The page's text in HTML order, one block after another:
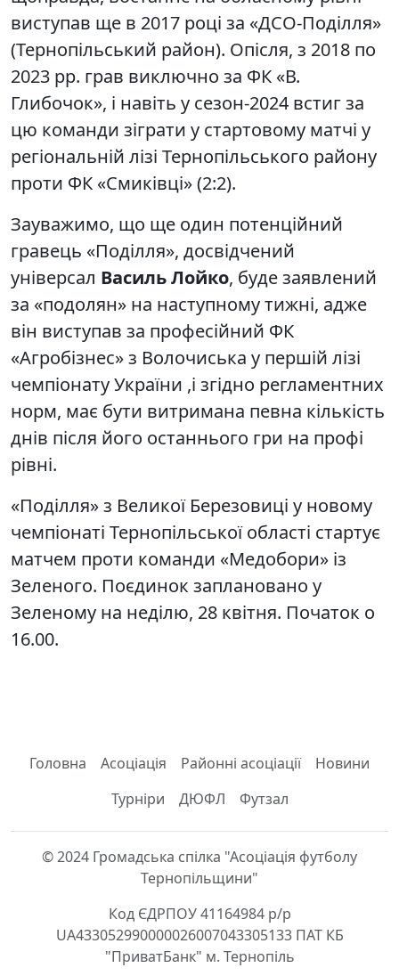
виступав ще в 2017 році за «ДСО-Поділля»
(Тернопільський район). Опісля, з 2018 по
2023 рр. грав виключно за ФК «В.
Глибочок», і навіть у сезон-2024 встиг за
цю команди зіграти у стартовому матчі у
регіональній лізі Тернопільського району
проти ФК «Смиківці» (2:2).
Зауважимо, що ще один потенційний
гравець «Поділля», досвідчений
універсал Василь Лойко, буде заявлений
за «подолян» на наступному тижні, адже
він виступав за професійний ФК
«Агробізнес» з Волочиська у першій лізі
чемпіонату України ,і згідно регламентних
норм, має бути витримана певна кількість
днів після його останнього гри на профі
рівні.
«Поділля» з Великої Березовиці у новому
чемпіонаті Тернопільської області стартує
матчем проти команди «Медобори» із
Зеленого. Поєдинок заплановано у
Зеленому на неділю, 28 квітня. Початок о
16.00.
Головна Асоціація Районні асоціації
Новини
Турніри
ДЮФЛ Футзал
© 2024 Громадська спілка "Асоціація футболу
Тернопільщини"
Код ЄДРПОУ 41164984 р/р
UA433052990000026007043305133 ПАТ КБ
"ПриватБанк" м. Тернопіль